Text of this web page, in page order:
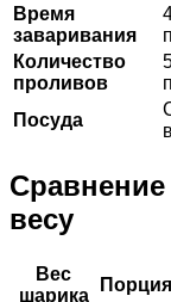
Время
заваривания
Количество
проливов
Посуда
весу
Вес
шарика
Порция